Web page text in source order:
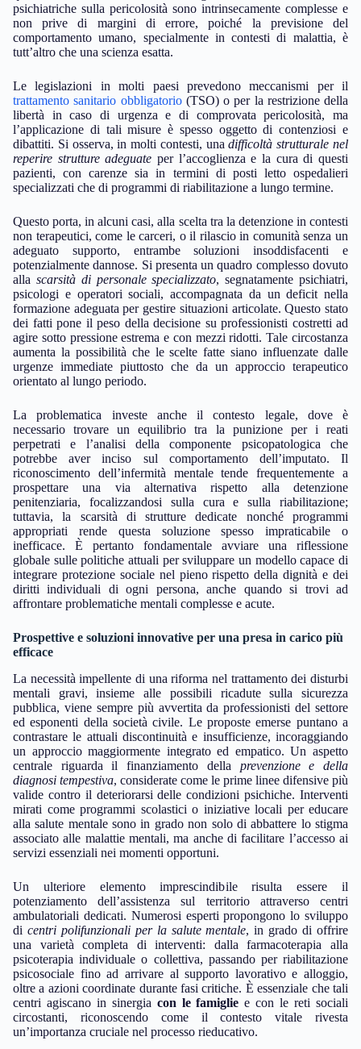
psichiatriche sulla pericolosità sono intrinsecamente complesse e
non prive di margini di errore, poiché la previsione del
comportamento umano, specialmente in contesti di malattia, è
tutt’altro che una scienza esatta.
Le legislazioni in molti paesi prevedono meccanismi per il
trattamento sanitario obbligatorio(TSO) o per la restrizione della
libertà in caso di urgenza e di comprovata pericolosità, ma
l’applicazione di tali misure è spesso oggetto di contenziosi e
dibattiti. Si osserva, in molti contesti, unadifficoltà strutturale nel
reperire strutture adeguate per l’accoglienza e la cura di questi
pazienti, con carenze sia in termini di posti letto ospedalieri
specializzati che di programmi di riabilitazione a lungo termine.
Questo porta, in alcuni casi, alla scelta tra la detenzione in contesti
non terapeutici, come le carceri, o il rilascio in comunità senza un
adeguato supporto, entrambe soluzioni insoddisfacenti e
potenzialmente dannose. Si presenta un quadro complesso dovuto
alla scarsità di personale specializzato, segnatamente psichiatri,
psicologi e operatori sociali, accompagnata da un deficit nella
formazione adeguata per gestire situazioni articolate. Questo stato
dei fatti pone il peso della decisione su professionisti costretti ad
agire sotto pressione estrema e con mezzi ridotti. Tale circostanza
aumenta la possibilità che le scelte fatte siano influenzate dalle
urgenze immediate piuttosto che da un approccio terapeutico
orientato al lungo periodo.
La problematica investe anche il contesto legale, dove è
necessario trovare un equilibrio tra la punizione per i reati
perpetrati e l’analisi della componente psicopatologica che
potrebbe aver inciso sul comportamento dell’imputato. Il
riconoscimento dell’infermità mentale tende frequentemente a
prospettare una via alternativa rispetto alla detenzione
penitenziaria, focalizzandosi sulla cura e sulla riabilitazione;
tuttavia, la scarsità di strutture dedicate nonché programmi
appropriati rende questa soluzione spesso impraticabile o
inefficace. È pertanto fondamentale avviare una riflessione
globale sulle politiche attuali per sviluppare un modello capace di
integrare protezione sociale nel pieno rispetto della dignità e dei
diritti individuali di ogni persona, anche quando si trovi ad
affrontare problematiche mentali complesse e acute.
Prospettive e soluzioni innovative per una presa in carico più
efficace
La necessità impellente di una riforma nel trattamento dei disturbi
mentali gravi, insieme alle possibili ricadute sulla sicurezza
pubblica, viene sempre più avvertita da professionisti del settore
ed esponenti della società civile. Le proposte emerse puntano a
contrastare le attuali discontinuità e insufficienze, incoraggiando
un approccio maggiormente integrato ed empatico. Un aspetto
centrale riguarda il finanziamento della prevenzione e della
diagnosi tempestiva, considerate come le prime linee difensive più
valide contro il deteriorarsi delle condizioni psichiche. Interventi
mirati come programmi scolastici o iniziative locali per educare
alla salute mentale sono in grado non solo di abbattere lo stigma
associato alle malattie mentali, ma anche di facilitare l’accesso ai
servizi essenziali nei momenti opportuni.
Un ulteriore elemento imprescindibile risulta essere il
potenziamento dell’assistenza sul territorio attraverso centri
ambulatoriali dedicati. Numerosi esperti propongono lo sviluppo
di centri polifunzionali per la salute mentale, in grado di offrire
una varietà completa di interventi: dalla farmacoterapia alla
psicoterapia individuale o collettiva, passando per riabilitazione
psicosociale fino ad arrivare al supporto lavorativo e alloggio,
oltre a azioni coordinate durante fasi critiche. È essenziale che tali
centri agiscano in sinergia con le famiglie e con le reti sociali
circostanti, riconoscendo come il contesto vitale rivesta
un’importanza cruciale nel processo rieducativo.